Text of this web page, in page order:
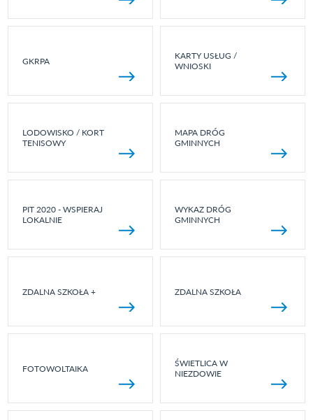
GKRPA
KARTY USŁUG /
WNIOSKI
LODOWISKO / KORT
TENISOWY
MAPA DRÓG
GMINNYCH
PIT 2020 - WSPIERAJ
LOKALNIE
WYKAZ DRÓG
GMINNYCH
ZDALNA SZKOŁA + ZDALNA SZKOŁA
FOTOWOLTAIKA
ŚWIETLICA W
NIEZDOWIE